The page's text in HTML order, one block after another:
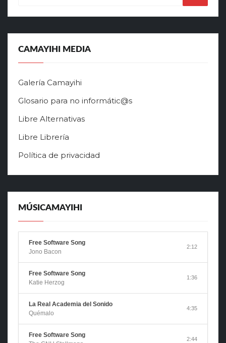
CAMAYIHI MEDIA
Galería Camayihi
Glosario para no informátic@s
Libre Alternativas
Libre Librería
Política de privacidad
MÚSICAMAYIHI
Free Software Song
Jono Bacon
2:12
Free Software Song
Katie Herzog
1:36
La Real Academia del Sonido
Quémalo
4:35
Free Software Song
2:44